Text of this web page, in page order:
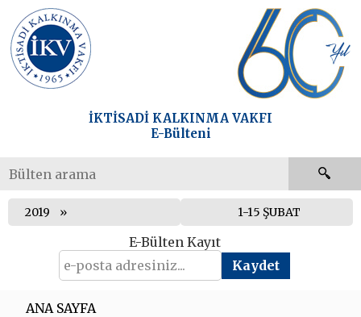
İKTİSADİ KALKINMA VAKFI
E-Bülteni
2019 1-15 ŞUBAT
E-Bülten Kayıt
ANA SAYFA